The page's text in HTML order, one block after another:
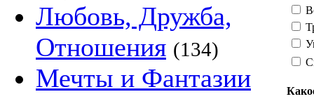
Любовь, Дружба,
Отношения (134)
Мечты и Фантазии